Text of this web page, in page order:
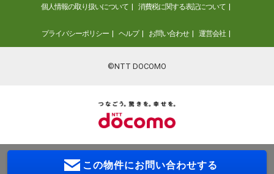
個人情報の取り扱いについて 消費税に関する表記について
プライバシーポリシー ヘルプ お問い合わせ 運営会社
©NTT DOCOMO
この物件にお問い合わせする